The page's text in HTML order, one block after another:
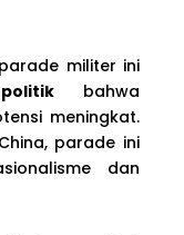
militer ini
bahwa
meningkat.
parade ini
dan